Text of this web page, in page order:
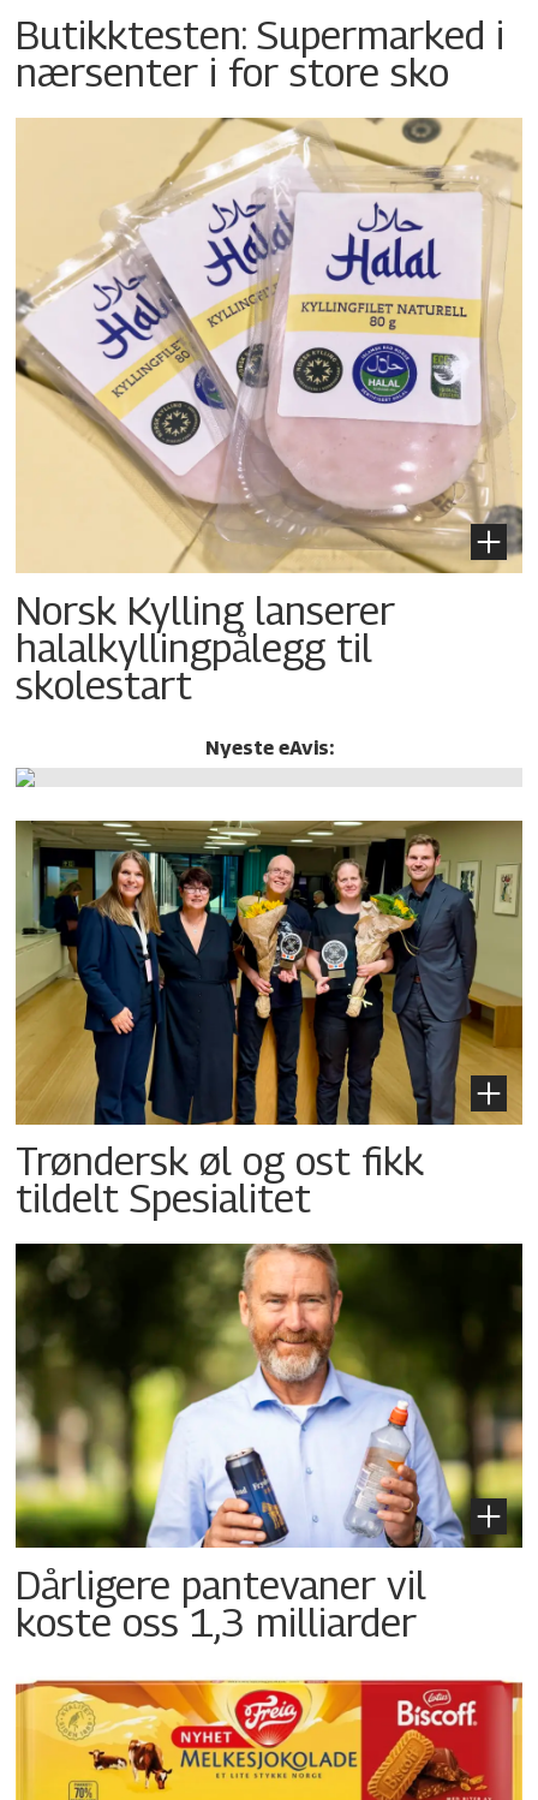
Butikktesten: Supermarked i
nærsenter i for store sko
Norsk Kylling lanserer
halalkylling­pålegg til
skolestart
Nyeste eAvis:
Trøndersk øl og ost fikk
tildelt Spesialitet
Dårligere pantevaner vil
koste oss 1,3 milliarder